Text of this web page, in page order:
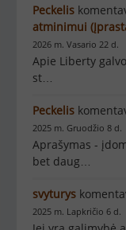
Peckelis
atminimui
2026 m. Vasario 22 d.
Apie Liberty
st…
Peckelis
2025 m. Gruodžio 8 d.
Aprašymas -
bet daug…
svyturys
2025 m. Lapkričio 6 d.